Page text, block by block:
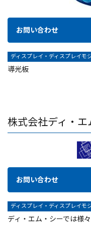
お問い合わせ
ディスプレイ・ディスプレイモ
導光板
株式会社ディ・エ
お問い合わせ
ディスプレイ・ディスプレイモ
ディ・エム・シーでは様